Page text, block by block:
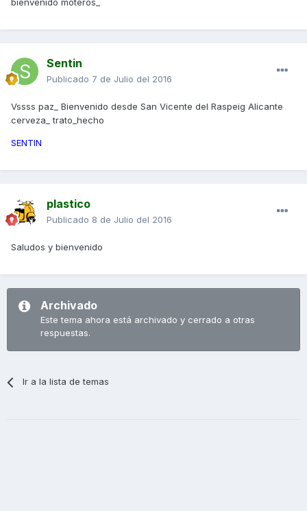
bienvenido moteros_
Sentin
Publicado 7 de Julio del 2016
Vssss paz_ Bienvenido desde San Vicente del Raspeig Alicante
cerveza_ trato_hecho
SENTIN
plastico
Publicado 8 de Julio del 2016
Saludos y bienvenido
Archivado
Este tema ahora está archivado y cerrado a otras
respuestas.
Ir a la lista de temas